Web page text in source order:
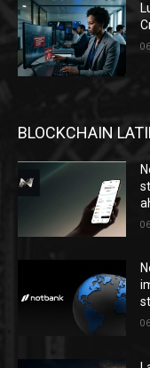
BLOCKCHAIN